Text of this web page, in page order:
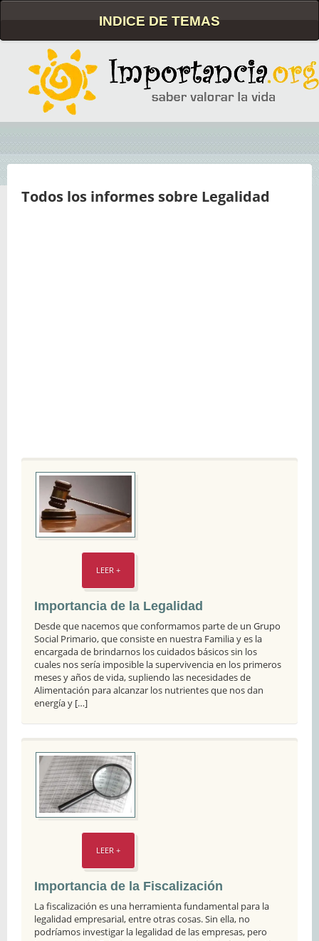
Todos los informes sobre Legalidad
LEER +
Importancia de la Legalidad
Desde que nacemos que conformamos parte de un Grupo
Social Primario, que consiste en nuestra Familia y es la
encargada de brindarnos los cuidados básicos sin los
cuales nos sería imposible la supervivencia en los primeros
meses y años de vida, supliendo las necesidades de
Alimentación para alcanzar los nutrientes que nos dan
energía y […]
LEER +
Importancia de la Fiscalización
La fiscalización es una herramienta fundamental para la
legalidad empresarial, entre otras cosas. Sin ella, no
podríamos investigar la legalidad de las empresas, pero
INDICE DE TEMAS